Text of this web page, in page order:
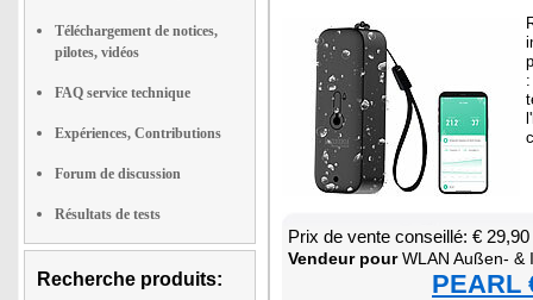
Téléchargement de notices,
pilotes, vidéos
FAQ service technique
Expériences, Contributions
Forum de discussion
Résultats de tests
Recherche produits:
Prix de vente conseillé: € 29,90
Ven­deur pourWLAN Außen- & Innen-Tem­pe­ra­tur- &
PEARL